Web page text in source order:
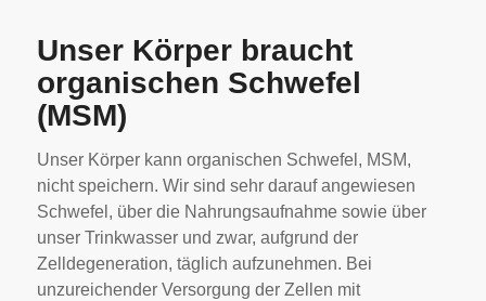
Unser Körper braucht
organischen Schwefel
(MSM)
Unser Körper kann organischen Schwefel, MSM,
nicht speichern. Wir sind sehr darauf angewiesen
Schwefel, über die Nahrungsaufnahme sowie über
unser Trinkwasser und zwar, aufgrund der
Zelldegeneration, täglich aufzunehmen. Bei
unzureichender Versorgung der Zellen mit